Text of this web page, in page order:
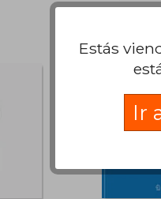
$ 14.277 dcto.
Estás
Ir